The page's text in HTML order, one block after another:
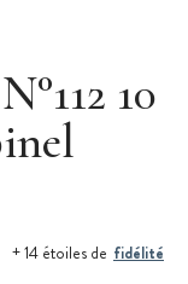
10
+ 14 étoiles de fidélité